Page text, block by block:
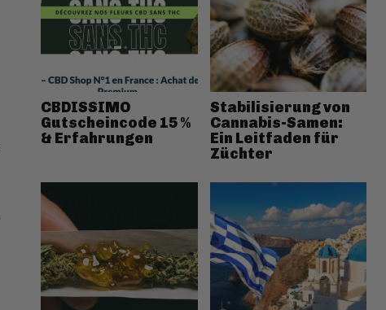
CBDISSIMO
Gutscheincode 15 %
& Erfahrungen
Stabilisierung von
Cannabis-Samen:
Ein Leitfaden für
Züchter